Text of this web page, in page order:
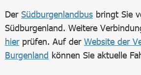
Der Südburgenlandbus bringt Sie
Südburgenland. Weitere
hierprüfen. Auf der Website der
Burgenland können Sie aktuelle